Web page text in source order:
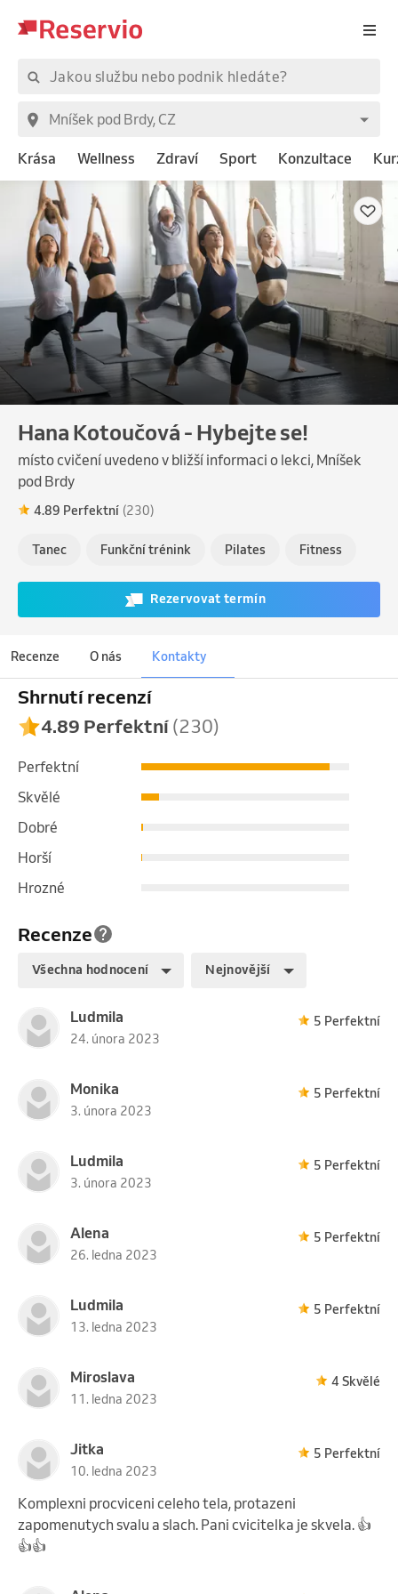
Krása Wellness Zdraví Sport Konzultace
Hana Kotoučová - Hybejte se!
místo cvičení uvedeno v bližší informaci o lekci, Mníšek
pod Brdy
4.89 Perfektní (230)
Tanec Funkční trénink Pilates Fitness
Rezervovat termín
Recenze O nás Kontakty
Recenze
Všechna hodnocení Nejnovější
Ludmila
24. února 2023
5 Perfektní
Monika
3. února 2023
5 Perfektní
Ludmila
3. února 2023
5 Perfektní
Alena
26. ledna 2023
5 Perfektní
Ludmila
13. ledna 2023
5 Perfektní
Miroslava
11. ledna 2023
4 Skvělé
Jitka
10. ledna 2023
5 Perfektní
Komplexni procviceni celeho tela, protazeni
zapomenutych svalu a slach. Pani cvicitelka je skvela. 👍
👍👍
Shrnutí recenzí
4.89 Perfektní(230)
Perfektní
Skvělé
Dobré
Horší
Hrozné